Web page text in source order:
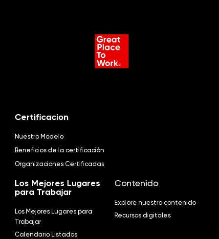
Certificacion
Nuestro Modelo
Beneficios de la certificación
Organizaciones Certificadas
Los Mejores Lugares
para Trabajar
Los Mejores Lugares para
Trabajar
Calendario Listados
Contenido
Explore nuestro contenido
Recursos digitales